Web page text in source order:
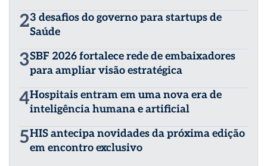
(2006); “ePatient – A Odisseia Digital do Paciente em
Busca da Saúde” (2008); “eDoctor – A Divina Comédia do
Dia em que o Sistema Único de Saúde acordou Britânico”
(2016); “Digital Self-care: embarque Imediato” (2019);
“Patient Engagement 5.0: habitus-digital da Saúde no
Século XXI” (2023).
23 desafios do governo para startups de
Saúde
3SBF 2026 fortalece rede de embaixadores
para ampliar visão estratégica
4Hospitais entram em uma nova era de
inteligência humana e artificial
5HIS antecipa novidades da próxima edição
em encontro exclusivo